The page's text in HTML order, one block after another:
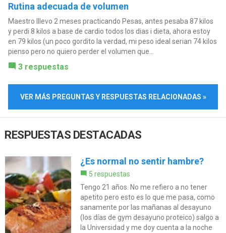
Rutina adecuada de volumen
Maestro lllevo 2 meses practicando Pesas, antes pesaba 87 kilos
y perdi 8 kilos a base de cardio todos los dias i dieta, ahora estoy
en 79 kilos (un poco gordito la verdad, mi peso ideal serian 74 kilos
pienso pero no quiero perder el volumen que...
3 respuestas
VER MÁS PREGUNTAS Y RESPUESTAS RELACIONADAS »
RESPUESTAS DESTACADAS
¿Es normal no sentir hambre?
5 respuestas
Tengo 21 años. No me refiero a no tener
apetito pero esto es lo que me pasa, como
sanamente por las mañanas al desayuno
(los días de gym desayuno proteico) salgo a
la Universidad y me doy cuenta a la noche